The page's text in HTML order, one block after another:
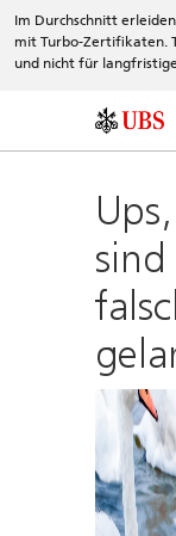
Im Durchschnitt
mit Turbo-Zertifikaten.
und nicht für
sind